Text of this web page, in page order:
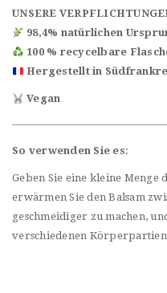
UNSERE
98,4% natürlichen
100 % recycelbare
Hergestellt in
Vegan
So verwenden Sie es:
Geben Sie eine kleine Menge
erwärmen Sie den Balsam
geschmeidiger zu machen,
verschiedenen